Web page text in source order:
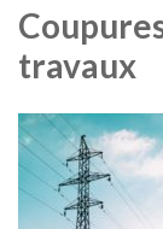
travaux